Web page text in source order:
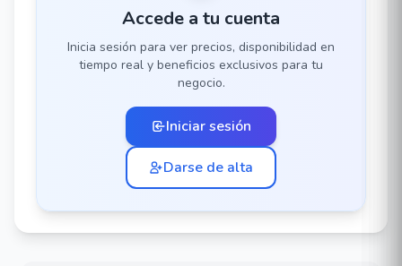
Accede a tu cuenta
Inicia sesión para ver precios, disponibilidad en
tiempo real y beneficios exclusivos para tu
negocio.
Iniciar sesión
Darse de alta